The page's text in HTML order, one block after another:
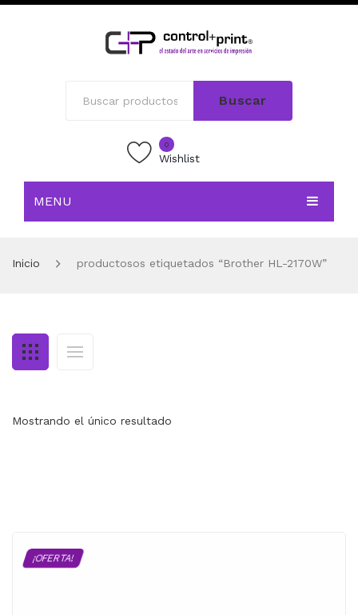
Buscar
0
Wishlist
MENU
TIENDA
CONTACTO
MI CUENTA
Inicio productosos etiquetados “Brother HL-2170W”
Mostrando el único resultado
¡OFERTA!